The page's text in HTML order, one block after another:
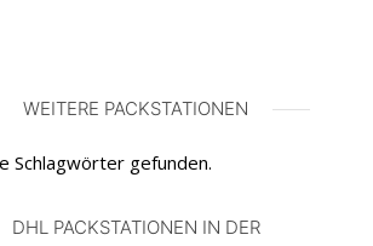
WEITERE PACKSTATIONEN
Schlagwörter gefunden.
DHL PACKSTATIONEN IN DER